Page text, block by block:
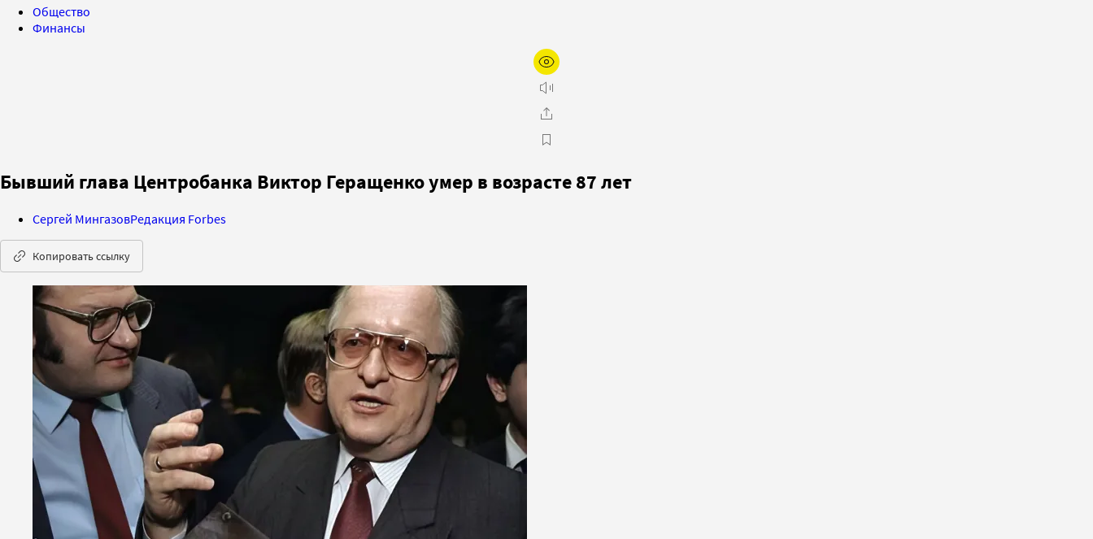
Общество
Финансы
Бывший глава Центробанка Виктор Геращенко умер в возрасте 87 лет
Сергей МингазовРедакция Forbes
Копировать ссылку